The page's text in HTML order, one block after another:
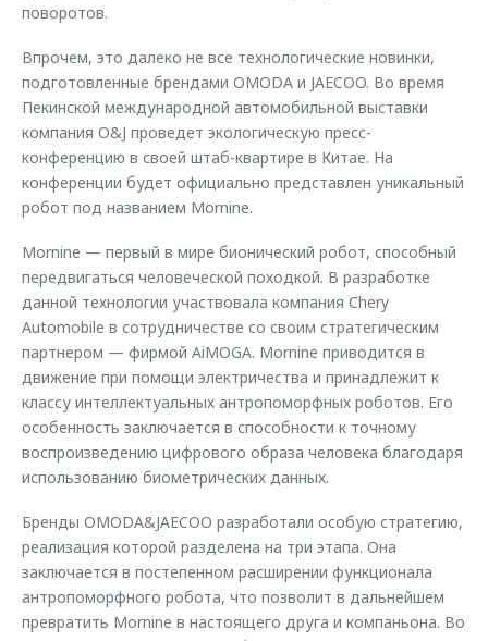
поворотов.
Впрочем, это далеко не все технологические новинки,
подготовленные брендами OMODA и JAECOO. Во время
Пекинской международной автомобильной выставки
компания O&J проведет экологическую пресс-
конференцию в своей штаб-квартире в Китае. На
конференции будет официально представлен уникальный
робот под названием Mornine.
Mornine — первый в мире бионический робот, способный
передвигаться человеческой походкой. В разработке
данной технологии участвовала компания Chery
Automobile в сотрудничестве со своим стратегическим
партнером — фирмой AiMOGA. Mornine приводится в
движение при помощи электричества и принадлежит к
классу интеллектуальных антропоморфных роботов. Его
особенность заключается в способности к точному
воспроизведению цифрового образа человека благодаря
использованию биометрических данных.
Бренды OMODA&JAECOO разработали особую стратегию,
реализация которой разделена на три этапа. Она
заключается в постепенном расширении функционала
антропоморфного робота, что позволит в дальнейшем
превратить Mornine в настоящего друга и компаньона. Во